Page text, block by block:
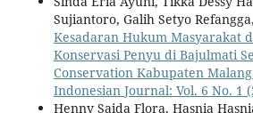
Sujiantoro, Galih Setyo Refangga,
Kesadaran Hukum Masyarakat
Konservasi Penyu di Bajulmati
Conservation Kabupaten Malang
Indonesian Journal: Vol. 6 No. 1
Henny Saida Flora, Hasnia